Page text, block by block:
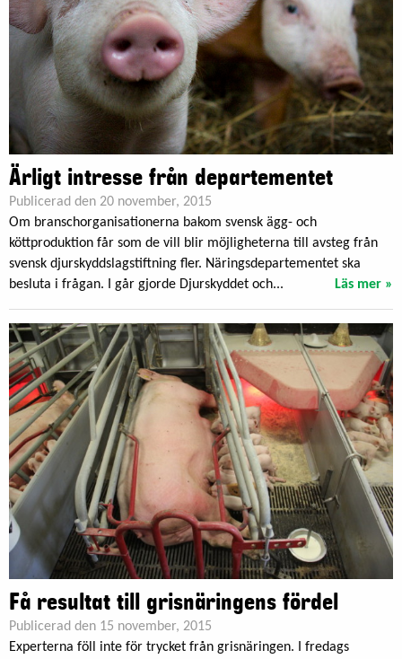
Ärligt intresse från departementet
Publicerad den 20 november, 2015
Om branschorganisationerna bakom svensk ägg- och
köttproduktion får som de vill blir möjligheterna till avsteg från
svensk djurskyddslagstiftning fler. Näringsdepartementet ska
besluta i frågan. I går gjorde Djurskyddet och...
Läs mer »
Få resultat till grisnäringens fördel
Publicerad den 15 november, 2015
Experterna föll inte för trycket från grisnäringen. I fredags